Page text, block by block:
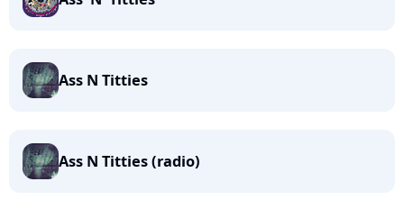
Ass N Titties
Ass N Titties (radio)